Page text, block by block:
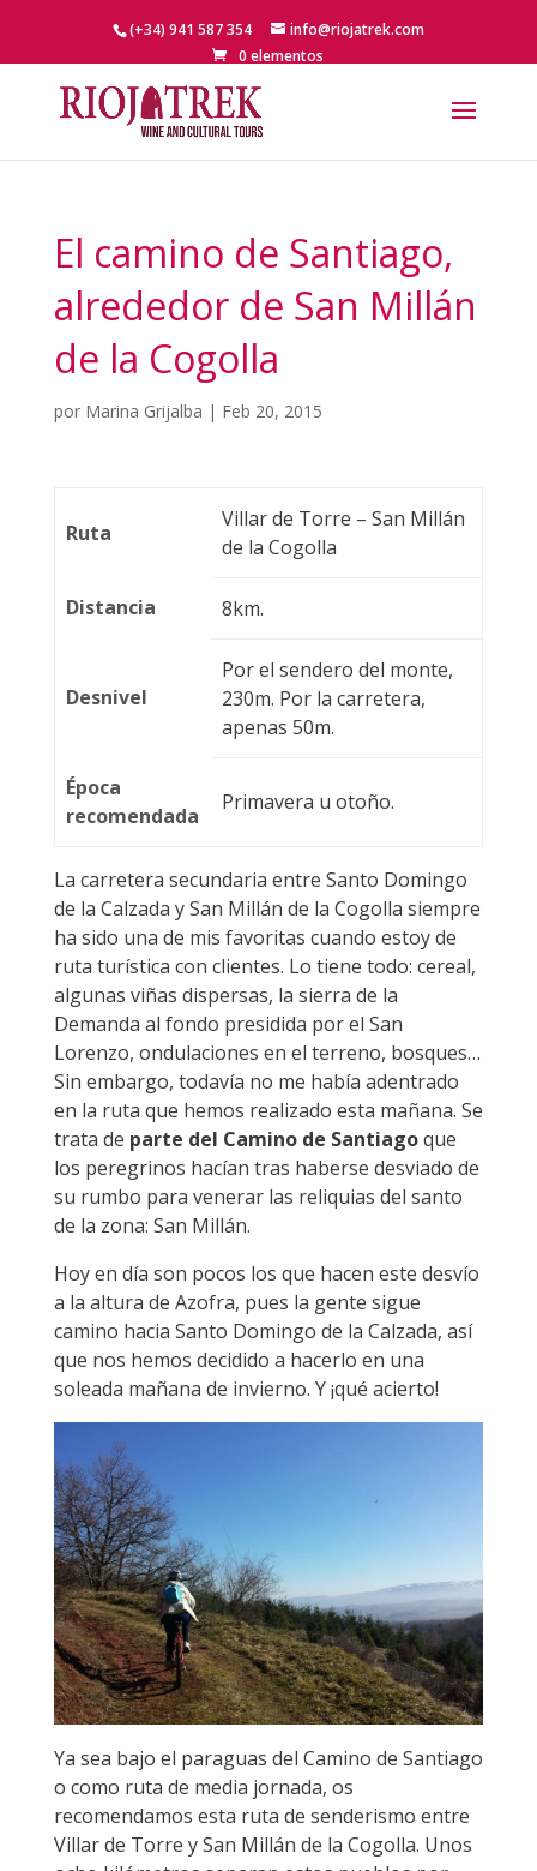
(+34) 941 587 354
info@riojatrek.com
0 elementos
El camino de Santiago,
alrededor de San Millán
de la Cogolla
por Marina Grijalba | Feb 20, 2015
Ruta
Villar de Torre – San Millán
de la Cogolla
Distancia 8km.
Desnivel
Por el sendero del monte,
230m. Por la carretera,
apenas 50m.
Época
recomendada
Primavera u otoño.
La carretera secundaria entre Santo Domingo
de la Calzada y San Millán de la Cogolla siempre
ha sido una de mis favoritas cuando estoy de
ruta turística con clientes. Lo tiene todo: cereal,
algunas viñas dispersas, la sierra de la
Demanda al fondo presidida por el San
Lorenzo, ondulaciones en el terreno, bosques…
Sin embargo, todavía no me había adentrado
en la ruta que hemos realizado esta mañana. Se
trata de parte del Camino de Santiagoque
los peregrinos hacían tras haberse desviado de
su rumbo para venerar las reliquias del santo
de la zona: San Millán.
Hoy en día son pocos los que hacen este desvío
a la altura de Azofra, pues la gente sigue
camino hacia Santo Domingo de la Calzada, así
que nos hemos decidido a hacerlo en una
soleada mañana de invierno. Y ¡qué acierto!
Ya sea bajo el paraguas del Camino de Santiago
o como ruta de media jornada, os
recomendamos esta ruta de senderismo entre
Villar de Torre y San Millán de la Cogolla. Unos